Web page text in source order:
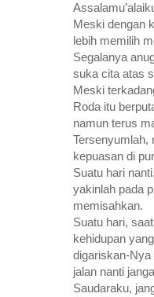
Meski dengan
lebih memilih
Segalanya
suka cita atas
Meski
Roda itu
namun terus
Tersenyumlah,
kepuasan di
Suatu hari
yakinlah pada
memisahkan.
Suatu hari,
kehidupan
digariskan-Nya
jalan nanti
Saudaraku,